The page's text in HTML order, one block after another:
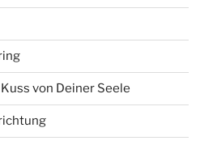
von Deiner Seele